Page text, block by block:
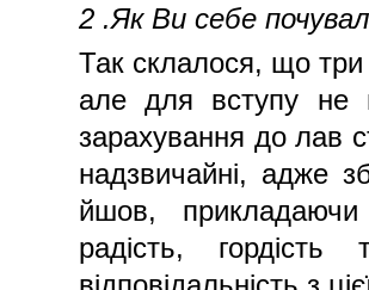
2 .Як Ви себе
Так склалося, що три
але для вступу не
зарахування до лав
надзвичайні, адже
йшов,
радість,